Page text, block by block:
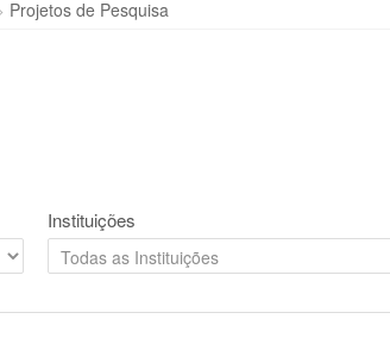
Projetos de Pesquisa
Instituições